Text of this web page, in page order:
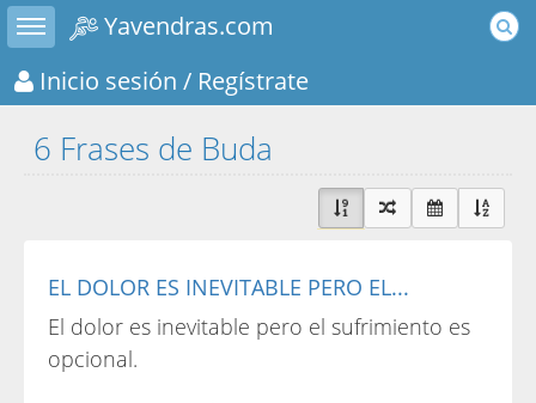
Toggle sidebar
Yavendras.com
Inicio sesión / Regístrate
6 Frases de Buda
EL DOLOR ES INEVITABLE PERO EL...
El dolor es inevitable pero el sufrimiento es
opcional.